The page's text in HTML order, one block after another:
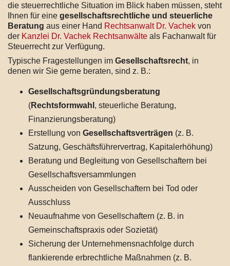
die steuerrechtliche Situation im Blick haben müssen, steht
Ihnen für eine gesellschaftsrechtliche und steuerliche
Beratung aus einer Hand Rechtsanwalt Dr. Vachek von
der Kanzlei Dr. Vachek Rechtsanwälte als Fachanwalt für
Steuerrecht zur Verfügung.
Typische Fragestellungen im Gesellschaftsrecht, in
denen wir Sie gerne beraten, sind z. B.:
Gesellschaftsgründungsberatung
(Rechtsformwahl , steuerliche Beratung,
Finanzierungsberatung)
Erstellung von Gesellschaftsverträgen (z. B.
Satzung, Geschäftsführervertrag, Kapitalerhöhung)
Beratung und Begleitung von Gesellschaftern bei
Gesellschaftsversammlungen
Ausscheiden von Gesellschaftern bei Tod oder
Ausschluss
Neuaufnahme von Gesellschaftern (z. B. in
Gemeinschaftspraxis oder Sozietät)
Sicherung der Unternehmensnachfolge durch
flankierende erbrechtliche Maßnahmen (z. B.